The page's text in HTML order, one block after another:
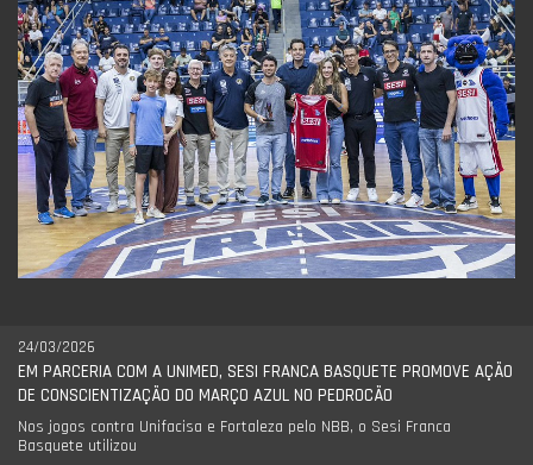
24/03/2026
EM PARCERIA COM A UNIMED, SESI FRANCA BASQUETE PROMOVE AÇÃO
DE CONSCIENTIZAÇÃO DO MARÇO AZUL NO PEDROCÃO
Nos jogos contra Unifacisa e Fortaleza pelo NBB, o Sesi Franca
Basquete utilizou